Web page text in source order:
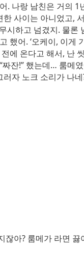
나랑 남친은 거의
사이는 아니었고,
시하고 넘겼지. 물
했어. ‘오케이, 이게
에 온다고 해서, 난
잔!” 했는데… 룸메
자 노크 소리가 나네
아? 룸메가 라면